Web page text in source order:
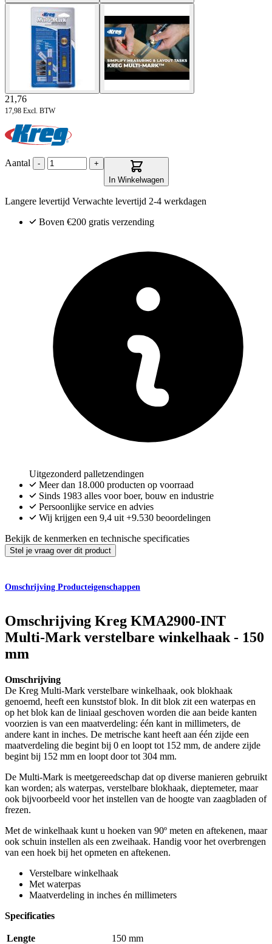
21,76
17,98 Excl. BTW
Aantal -
+
In Winkelwagen
Langere levertijd Verwachte levertijd 2-4 werkdagen
Boven €200 gratis verzending
Uitgezonderd palletzendingen
Meer dan 18.000 producten op voorraad
Sinds 1983 alles voor boer, bouw en industrie
Persoonlijke service en advies
Wij krijgen een 9,4 uit +9.530 beoordelingen
Bekijk de kenmerken en technische specificaties
Stel je vraag over dit product
Omschrijving Producteigenschappen
Omschrijving Kreg KMA2900-INT
Multi-Mark verstelbare winkelhaak - 150
mm
Omschrijving
De Kreg Multi-Mark verstelbare winkelhaak, ook blokhaak
genoemd, heeft een kunststof blok. In dit blok zit een waterpas en
op het blok kan de liniaal geschoven worden die aan beide kanten
voorzien is van een maatverdeling: één kant in millimeters, de
andere kant in inches. De metrische kant heeft aan één zijde een
maatverdeling die begint bij 0 en loopt tot 152 mm, de andere zijde
begint bij 152 mm en loopt door tot 304 mm.
De Multi-Mark is meetgereedschap dat op diverse manieren gebruikt
kan worden; als waterpas, verstelbare blokhaak, dieptemeter, maar
ook bijvoorbeeld voor het instellen van de hoogte van zaagbladen of
frezen.
Met de winkelhaak kunt u hoeken van 90º meten en aftekenen, maar
ook schuin instellen als een zweihaak. Handig voor het overbrengen
van een hoek bij het opmeten en aftekenen.
Verstelbare winkelhaak
Met waterpas
Maatverdeling in inches én millimeters
Specificaties
Lengte
150 mm